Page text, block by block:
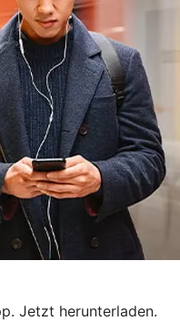
Jetzt herunterladen.